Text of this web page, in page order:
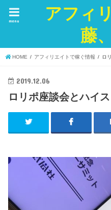
アフィ
藤
menu
HOME アフィリエイトで稼ぐ情報 ロ
2019.12.06
ロリポ座談会とハイ